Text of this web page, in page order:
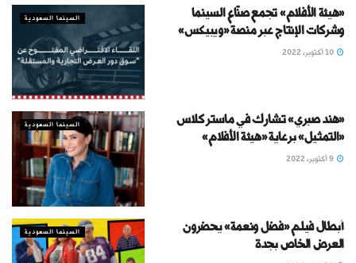
السينما السعودية
«هيئة الأفلام» تجمع صنّاع السينما
وشركات الإنتاج عبر منصة «ويبيكس»
السينما السعودية
«هند صبري» تشارك في ماستر كلاس
«التمثيل» برعاية «هيئة الأفلام»
السينما السعودية
أبطال فيلم «فضل ونعمة» يحضرون
العرض الخاص بجدة